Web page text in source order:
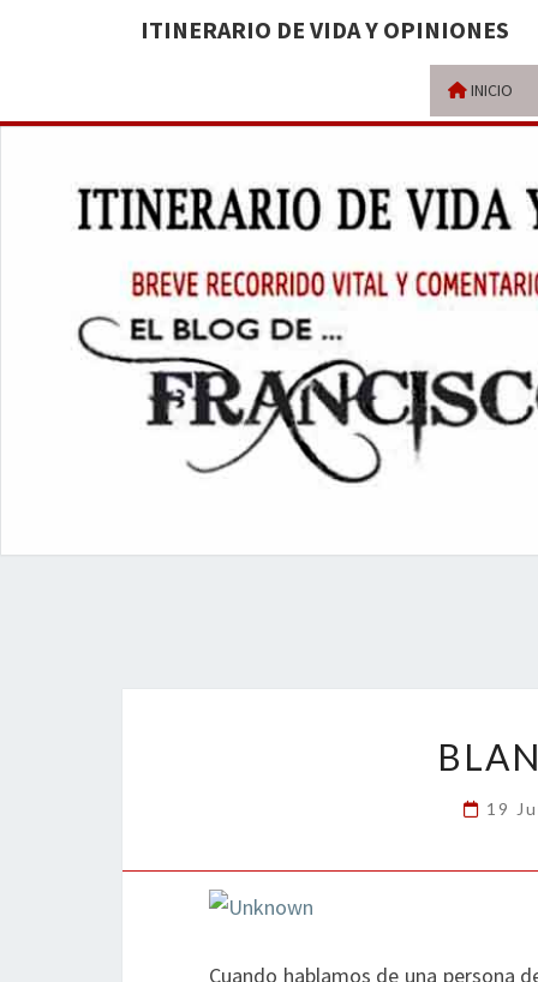
ITINERARIO DE VIDA Y OPINIONES
INICIO
19
Cuando hablamos de una persona